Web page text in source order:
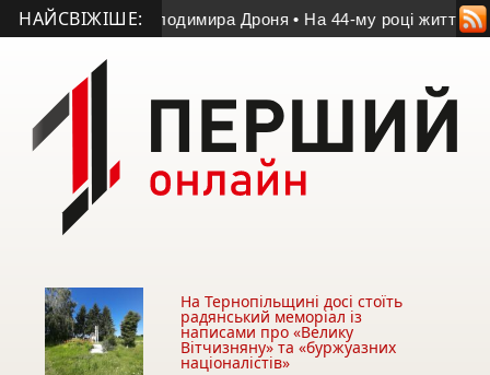
НАЙСВІЖІШЕ:
пам’яті Володимира Дроня • На 44-му році життя помер
На Тернопільщині досі стоїть
радянський меморіал із
написами про «Велику
Вітчизняну» та «буржуазних
націоналістів»